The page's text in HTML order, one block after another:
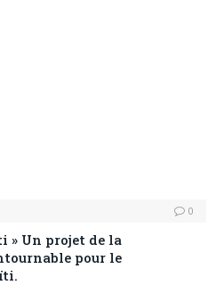
0
» Un projet de la
pour le